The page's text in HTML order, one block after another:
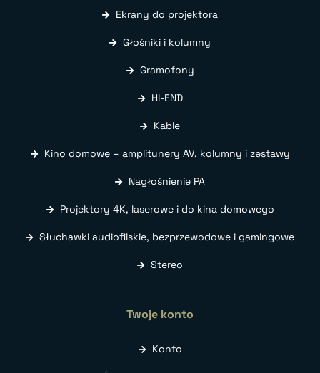
Ekrany do projektora
Głośniki i kolumny
Gramofony
HI-END
Kable
Kino domowe – amplitunery AV, kolumny i zestawy
Nagłośnienie PA
Projektory 4K, laserowe i do kina domowego
Słuchawki audiofilskie, bezprzewodowe i gamingowe
Stereo
Twoje konto
Konto